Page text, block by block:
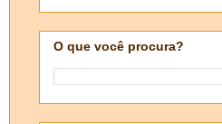
O que você procura?